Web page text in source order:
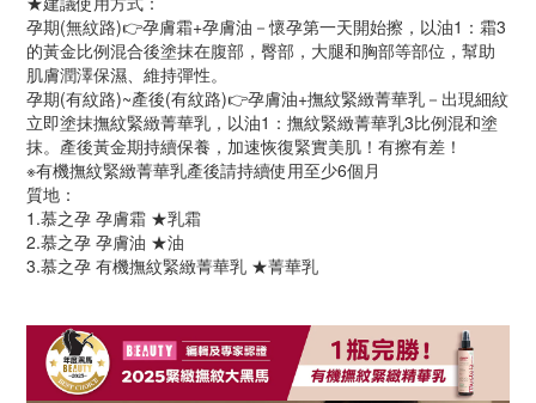
孕期(無紋路)👉孕膚霜+孕膚油－懷孕第一天開始擦，以油1：霜3
的黃金比例混合後塗抹在腹部，臀部，大腿和胸部等部位，幫助
肌膚潤澤保濕、維持彈性。
孕期(有紋路)~產後(有紋路)👉孕膚油+撫紋緊緻菁華乳－出現細紋
立即塗抹撫紋緊緻菁華乳，以油1：撫紋緊緻菁華乳3比例混和塗
抹。產後黃金期持續保養，加速恢復緊實美肌！有擦有差！
※有機撫紋緊緻菁華乳產後請持續使用至少6個月
質地：
1.慕之孕 孕膚霜 ★乳霜
2.慕之孕 孕膚油 ★油
3.慕之孕 有機撫紋緊緻菁華乳 ★菁華乳